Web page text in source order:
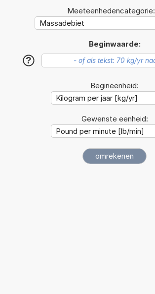
Meeteenhedencategorie:
Beginwaarde:
?
Begineenheid:
Gewenste eenheid: